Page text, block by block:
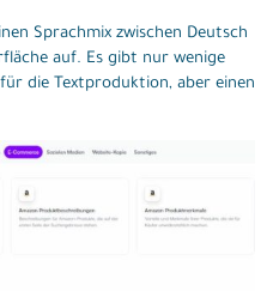
Sprachmix zwischen Deutsch
auf. Es gibt nur wenige
die Textproduktion, aber einen